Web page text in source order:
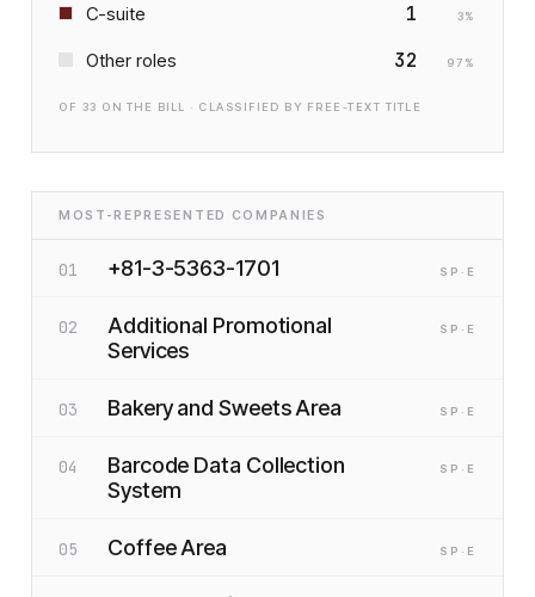
C-suite 1 3%
Other roles 32 97 %
OF 33 ON THE BILL · CLASSIFIED BY FREE-TEXT TITLE
MOST-REPRESENTED COMPANIES
01 +81-3-5363-1701 SP ·E
02
Additional Promotional
Services
SP ·E
03 Bakery and Sweets Area SP ·E
04
Barcode Data Collection
System
SP ·E
05 Coffee Area SP ·E